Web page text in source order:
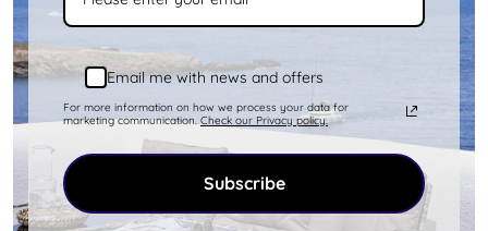
gemella offre protezione dai venti del nord e del
sud.
Da terra o seguendo un sentiero:
La spiaggia di Kolona si trova a nord del porto
di Merichas. Dista 9 chilometri, circa 20 minuti di
Email me with news and offers
For more information on how we process your data for
marketing communication. Check our Privacy policy.
Subscribe